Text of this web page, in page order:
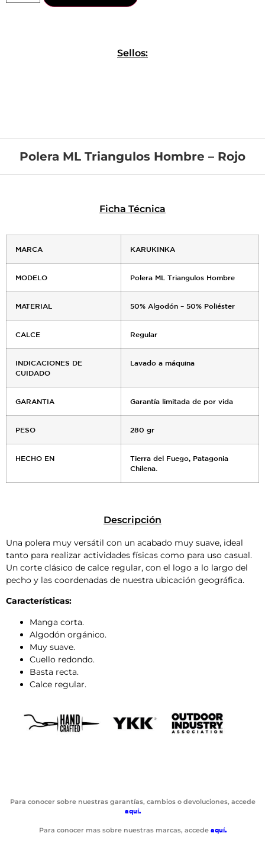
Sellos:
Polera ML Triangulos Hombre – Rojo
Ficha Técnica
MARCA KARUKINKA
MODELO Polera ML Triangulos Hombre
MATERIAL 50% Algodón – 50% Poliéster
CALCE Regular
INDICACIONES DE
CUIDADO
Lavado a máquina
GARANTIA Garantía limitada de por vida
PESO 280 gr
HECHO EN
Tierra del Fuego, Patagonia
Chilena.
Descripción
Una polera muy versátil con un acabado muy suave, ideal
tanto para realizar actividades físicas como para uso casual.
Un corte clásico de calce regular, con el logo a lo largo del
pecho y las coordenadas de nuestra ubicación geográfica.
Características:
Manga corta.
Algodón orgánico.
Muy suave.
Cuello redondo.
Basta recta.
Calce regular.
Para conocer sobre nuestras garantías, cambios o devoluciones, accede
aquí.
Para conocer mas sobre nuestras marcas, accede aquí.